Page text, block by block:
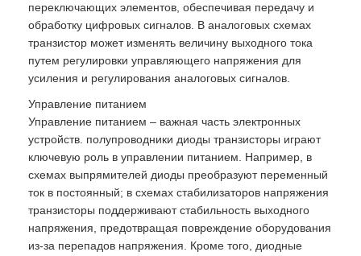
переключающих элементов, обеспечивая передачу и
обработку цифровых сигналов. В аналоговых схемах
транзистор может изменять величину выходного тока
путем регулировки управляющего напряжения для
усиления и регулирования аналоговых сигналов.
Управление питанием
Управление питанием – важная часть электронных
устройств. полупроводники диоды транзисторы играют
ключевую роль в управлении питанием. Например, в
схемах выпрямителей диоды преобразуют переменный
ток в постоянный; в схемах стабилизаторов напряжения
транзисторы поддерживают стабильность выходного
напряжения, предотвращая повреждение оборудования
из-за перепадов напряжения. Кроме того, диодные